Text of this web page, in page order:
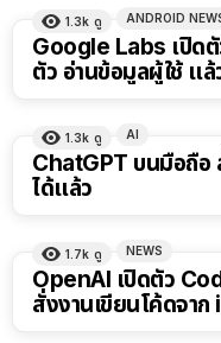
1.3k ดู ANDROID
Google Labs เปิด
ตัว อ่านข้อมูลผู้ใช้ แล้
1.3k ดู AI
ChatGPT บนมือถื
ได้แล้ว
1.7k ดู NEWS
OpenAI เปิดตัว
สั่งงานเขียนโค้ดจา